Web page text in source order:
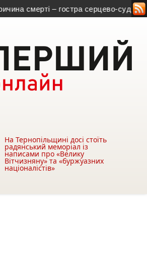
смерті – гостра серцево-судинна
На Тернопільщині досі стоїть
радянський меморіал із
написами про «Велику
Вітчизняну» та «буржуазних
націоналістів»